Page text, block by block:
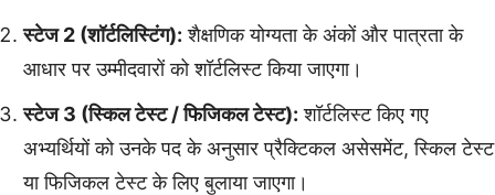
स्टेज 2 (शॉर्टलिस्टिंग): शैक्षणिक योग्यता के अंकों और पात्रता के
आधार पर उम्मीदवारों को शॉर्टलिस्ट किया जाएगा।
स्टेज 3 (स्किल टेस्ट / फिजिकल टेस्ट): शॉर्टलिस्ट किए गए
अभ्यर्थियों को उनके पद के अनुसार प्रैक्टिकल असेसमेंट, स्किल टेस्ट
या फिजिकल टेस्ट के लिए बुलाया जाएगा।